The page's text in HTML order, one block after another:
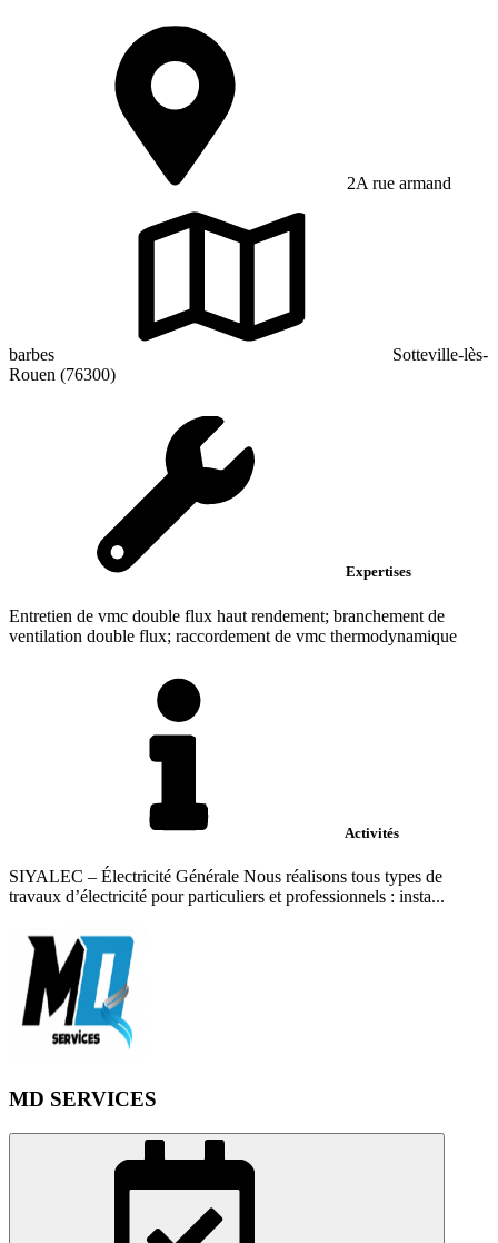
2A rue armand
barbes
Sotteville-lès-
Rouen (76300)
Expertises
Entretien de vmc double flux haut rendement; branchement de
ventilation double flux; raccordement de vmc thermodynamique
Activités
SIYALEC – Électricité Générale Nous réalisons tous types de
travaux d’électricité pour particuliers et professionnels : insta...
MD SERVICES